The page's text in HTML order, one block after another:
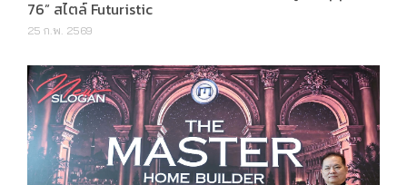
76” สไตล์ Futuristic
25 ก.พ. 2569